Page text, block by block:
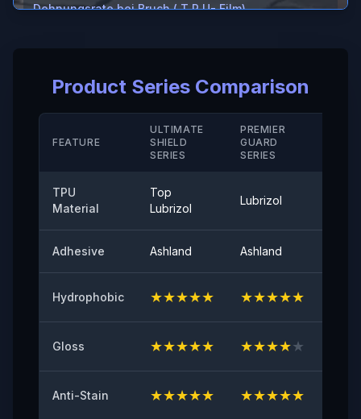
Dehnungsrate bei Bruch ( T P U- Film)
＞220（%）
Temperaturbeständigkeit
-40°-120°
≤0,35（N/25mm）
≤20
Anfängliche Haftung
≤2
Product Series Comparison
FEATURE
ULTIMATE
SHIELD
SERIES
PREMIER
GUARD
SERIES
TPU
Material
Top
Lubrizol
Lubrizol
Adhesive Ashland Ashland
Hydrophobic ★★★★★ ★★★★★
Gloss ★★★★★ ★★★★★
Anti-Stain ★★★★★ ★★★★★